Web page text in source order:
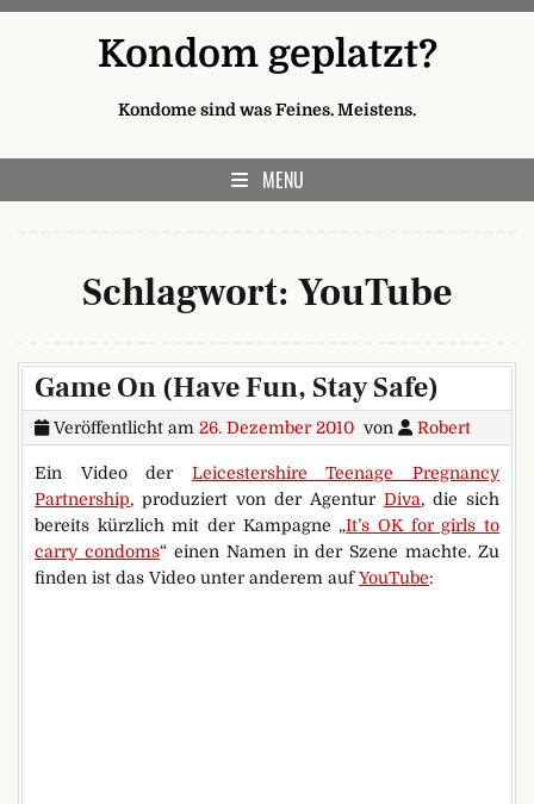
Kondom geplatzt?
Kondome sind was Feines. Meistens.
MENU
Schlagwort: YouTube
Game On (Have Fun, Stay Safe)
Veröffentlicht am 26. Dezember 2010 von Robert
Ein Video der Leicestershire Teenage Pregnancy
Partnership, produziert von der Agentur Diva, die sich
bereits kürzlich mit der Kampagne „It’s OK for girls to
carry condoms“ einen Namen in der Szene machte. Zu
finden ist das Video unter anderem aufYouTube: